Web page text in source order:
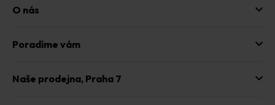
O nás
Poradíme vám
Naše prodejna, Praha 7